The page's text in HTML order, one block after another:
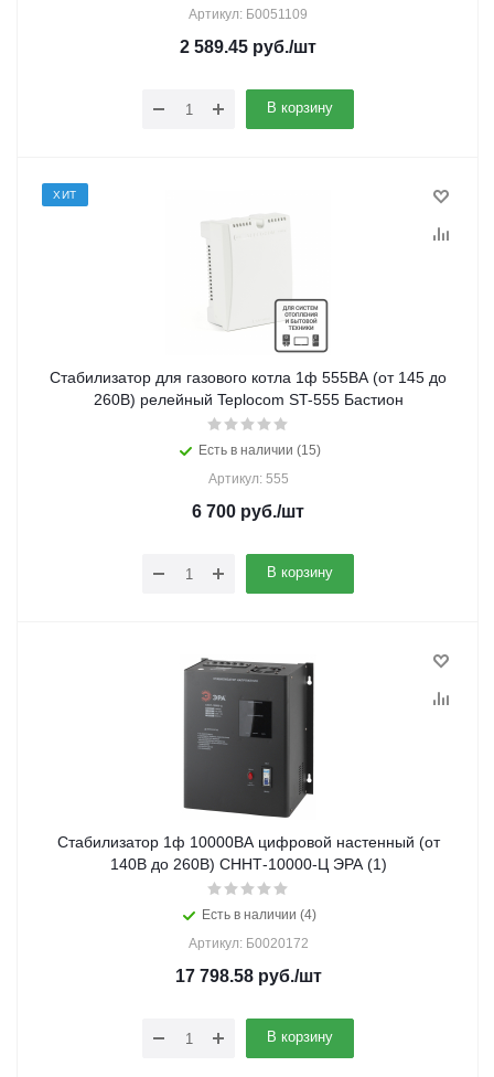
Артикул: Б0051109
2 589.45 руб./шт
В корзину
ХИТ
Стабилизатор для газового котла 1ф 555ВА (от 145 до
260В) релейный Teplocom ST-555 Бастион
Есть в наличии (15)
Артикул: 555
6 700 руб./шт
В корзину
Стабилизатор 1ф 10000ВА цифровой настенный (от
140В до 260В) СННТ-10000-Ц ЭРА (1)
Есть в наличии (4)
Артикул: Б0020172
17 798.58руб./шт
В корзину